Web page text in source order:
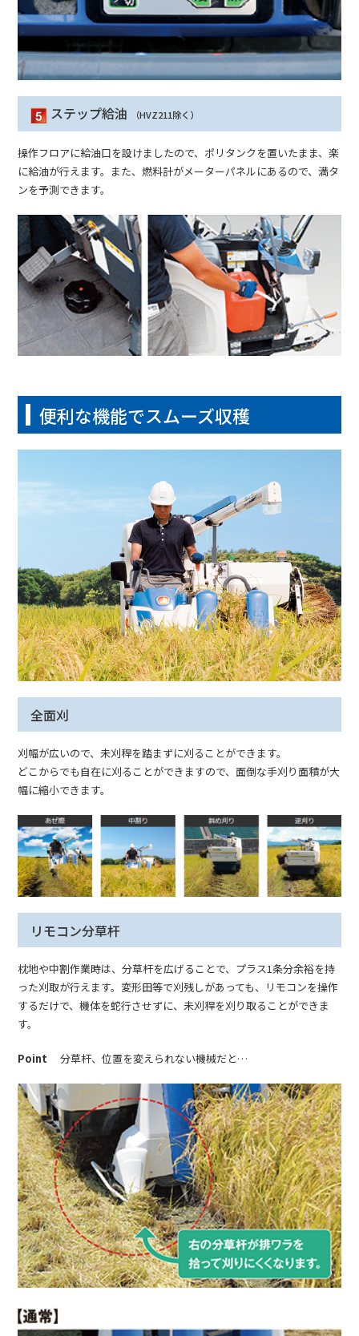
ステップ給油 （HVZ211除く）
操作フロアに給油口を設けましたので、ポリタンクを置いたまま、楽
に給油が行えます。また、燃料計がメーターパネルにあるので、満タ
ンを予測できます。
便利な機能でスムーズ収穫
全面刈
刈幅が広いので、未刈稈を踏まずに刈ることができます。
どこからでも自在に刈ることができますので、面倒な手刈り面積が大
幅に縮小できます。
リモコン分草杆
枕地や中割作業時は、分草杆を広げることで、プラス1条分余裕を持
った刈取が行えます。変形田等で刈残しがあっても、リモコンを操作
するだけで、機体を蛇行させずに、未刈稈を刈り取ることができま
す。
Point分草杆、位置を変えられない機械だと…